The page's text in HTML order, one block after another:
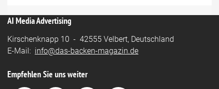
AI Media Advertising
Kirschenknapp 10 - 42555 Velbert, Deutschland
E-Mail: info@das-backen-magazin.de
Empfehlen Sie uns weiter